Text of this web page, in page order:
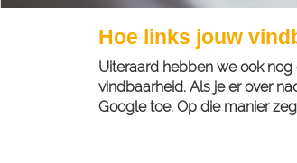
Hoe links jouw
Uiteraard hebben we ook
vindbaarheid. Als je er over
Google toe. Op die manier